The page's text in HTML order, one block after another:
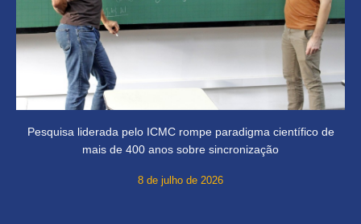
Pesquisa liderada pelo ICMC rompe paradigma científico de
mais de 400 anos sobre sincronização
8 de julho de 2026